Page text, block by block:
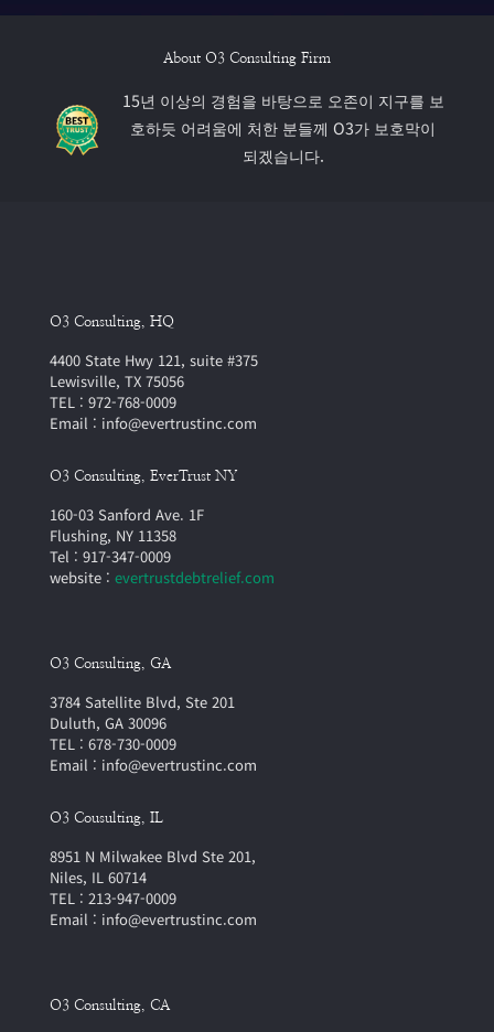
About O3 Consulting Firm
15년 이상의 경험을 바탕으로 오존이 지구를 보
호하듯 어려움에 처한 분들께 O3가 보호막이
되겠습니다.
O3 Consulting, HQ
4400 State Hwy 121, suite #375
Lewisville, TX 75056
TEL : 972-768-0009
Email : info@evertrustinc.com
O3 Consulting, EverTrust NY
160-03 Sanford Ave. 1F
Flushing, NY 11358
Tel : 917-347-0009
website : evertrustdebtrelief.com
O3 Consulting, GA
3784 Satellite Blvd, Ste 201
Duluth, GA 30096
TEL : 678-730-0009
Email : info@evertrustinc.com
O3 Cousulting, IL
8951 N Milwakee Blvd Ste 201,
Niles, IL 60714
TEL : 213-947-0009
Email : info@evertrustinc.com
O3 Consulting, CA